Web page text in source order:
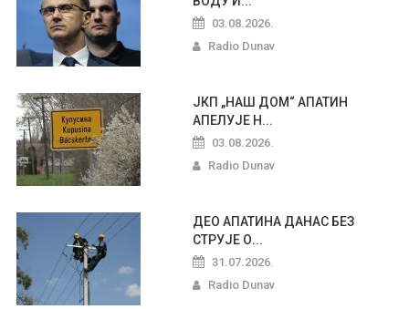
03.08.2026.
Radio Dunav
ЈКП „НАШ ДОМ“ АПАТИН
АПЕЛУЈЕ Н...
03.08.2026.
Radio Dunav
ДЕО АПАТИНА ДАНАС БЕЗ
СТРУЈЕ О...
31.07.2026.
Radio Dunav